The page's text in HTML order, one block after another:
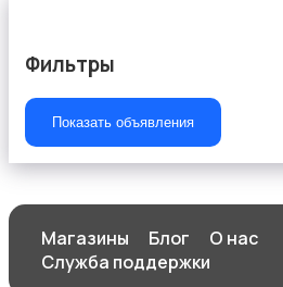
Текстиль и ковры
Фильтры
Показать объявления
Магазины Блог
О нас
Служба поддержки